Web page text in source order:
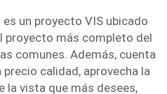
un proyecto VIS ubicado
proyecto más completo del
comunes. Además, cuenta
calidad, aprovecha la
la vista que más desees,